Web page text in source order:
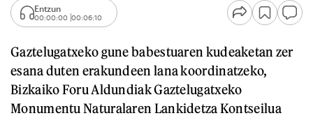
Entzun
00:00:00 00:06:10
Gaztelugatxeko gune babestuaren kudeaketan zer
esana duten erakundeen lana koordinatzeko,
Bizkaiko Foru Aldundiak Gaztelugatxeko
Monumentu Naturalaren Lankidetza Kontseilua